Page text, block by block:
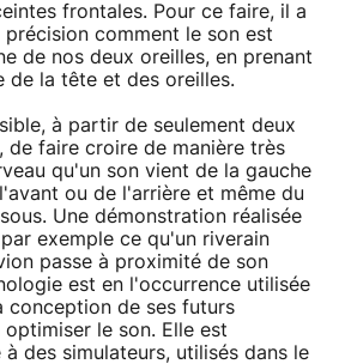
frontales. Pour ce faire, il a
comment le son est
de nos deux oreilles, en prenant
de la tête et des oreilles.
à partir de seulement deux
de faire croire de manière très
qu'un son vient de la gauche
ou de l'arrière et même du
Une démonstration réalisée
exemple ce qu'un riverain
passe à proximité de son
est en l'occurrence utilisée
conception de ses futurs
le son. Elle est
des simulateurs, utilisés dans le